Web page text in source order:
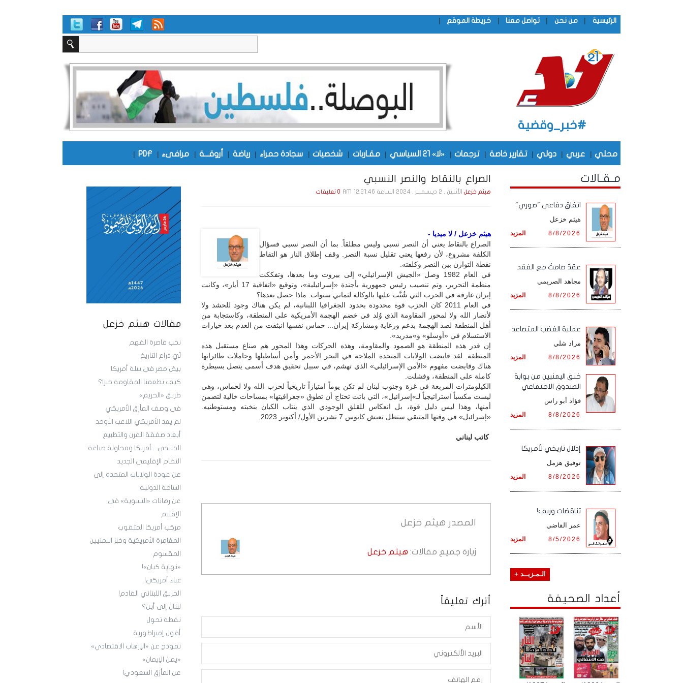
الرئيسية | من نحن | تواصل معنا | خريطة الموقع |
#خبر_وقضية
محلي | عربي | دولي | تقارير خاصة | ترجمات | «لا» 21 السياسي | مقـاربات | شخصيات | سجادة حمراء | رياضة | أروقـــة | مرافىء |
PDF
|
مقالات هيثم خزعل
نخب قاصرة الفهم
لَيّ ذراع التاريخ
بيض مصر في سلة أمريكا
كيف تطعمنا المقاومة خبزا؟
طريق «الحريم»
في وصف المأزق الأمريكي
لم يعد الأمريكي اللاعب الأوحد
أبعاد صفقة القرن والتطبيع
الخليجي .. أمريكا ومحاولة صياغة
النظام الإقليمي الجديد
عن عودة الولايات المتحدة إلى
الساحة الدولية
عن رهانات «التسوية» في
الإقليم
مركب أمريكا المثقوب
المغامرة الأمريكية وخبز اليمنيين
المقسوم
«نهاية كيان»!
غباء أمريكي!
الحريق اللبناني القادم!
لبنان إلى أين؟
نقطة تحول
أفول إمبراطورية
نموذج عن «الإرهاب الاقتصادي»
«يمن الإيمان»
عن المأزق السعودي!
الصراع بالنقاط والنصر النسبي
هيثم خزعلالأثنين , 2 ديـسـمـبـر , 2024 الساعة 12:21:46 AM 0 تعليقات
هيثم خزعل / لا ميديا -
الصراع بالنقاط يعني أن النصر نسبي وليس مطلقاً. بما أن النصر نسبي فسؤال
الكلفة مشروع، لأن رفعها يعني تقليل نسبة النصر. وقف إطلاق النار هو التقاط
نقطة التوازن بين النصر وكلفته.
في العام 1982 وصل «الجيش الإسرائيلي» إلى بيروت وما بعدها، وتفككت
منظمة التحرير، وتم تنصيب رئيس جمهورية بأجندة «إسرائيلية»، وتوقيع «اتفاقية 17 أيار»، وكانت
إيران غارقة في الحرب التي شُنَّت عليها بالوكالة لثماني سنوات. ماذا حصل بعدها؟
في العام 2011 كان الحزب قوة محدودة بحدود الجغرافيا اللبنانية، لم يكن هناك وجود للحشد ولا
لأنصار الله ولا لمحور المقاومة الذي وُلد في خضم الهجمة الأمريكية على المنطقة، وكاستجابة من
أهل المنطقة لصد الهجمة بدعم ورعاية ومشاركة إيران... حماس نفسها انبثقت من العدم بعد خيارات
الاستسلام في «أوسلو» و»مدريد».
إن قدر هذه المنطقة هو الصمود والمقاومة، وهذه الحركات وهذا المحور هم صناع مستقبل هذه
المنطقة. لقد قايضت الولايات المتحدة الملاحة في البحر الأحمر وأمن أساطيلها وحاملات طائراتها
هناك وقايضت مفهوم «الأمن الإسرائيلي» الذي تهشم، في سبيل تحقيق هدف أسمى يتصل بسيطرة
كاملة على المنطقة، وفشلت.
الكيلومترات المربعة في غزة وجنوب لبنان لم تكن يوماً امتيازاً تاريخياً لحزب الله ولا لحماس، وهي
ليست مكسباً استراتيجياً لـ»إسرائيل»، التي باتت تحتاج أن تطوق «جغرافيتها» بمساحات خالية لتضمن
أمنها، وهذا ليس دليل قوة، بل انعكاس للقلق الوجودي الذي ينتاب الكيان بنخبته ومستوطنيه.
«إسرائيل» في وقتها المتبقي ستظل تعيش كابوس 7 تشرين الأول/ أكتوبر 2023.
كاتب لبناني
المصدر هيثم خزعل
زيارة جميع مقالات: هيثم خزعل
أترك تعليقاً
مـقـالات
اتفاق دفاعي "صوري"
هيثم خزعل
المزيد 8/8/2026
عقدٌ صامتٌ مع الفقد
مجاهد الصريمي
المزيد 8/8/2026
‏عملية الغضب المتصاعد
مراد شلي
المزيد 8/8/2026
خنق اليمنيين من بوابة
الصندوق الاجتماعي
فؤاد أبو راس
المزيد 8/8/2026
إذلال تاريخي لأمريكا
توفيق هزمل
المزيد 8/8/2026
تناقضات وزيف!
عمر القاضي
المزيد 8/5/2026
الـمـزيــد +
أعداد الصحيفة